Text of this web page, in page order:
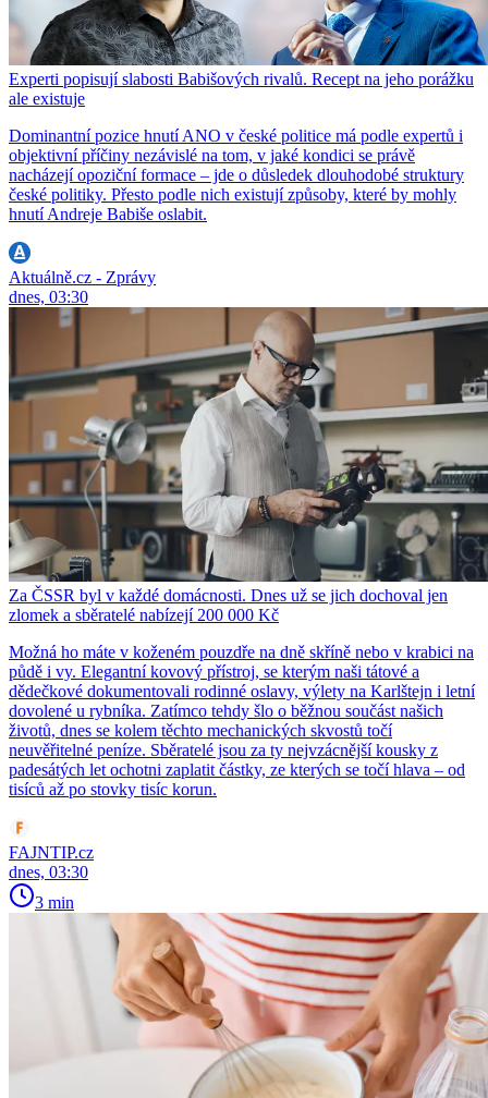
Experti popisují slabosti Babišových rivalů. Recept na jeho porážku
ale existuje
Dominantní pozice hnutí ANO v české politice má podle expertů i
objektivní příčiny nezávislé na tom, v jaké kondici se právě
nacházejí opoziční formace – jde o důsledek dlouhodobé struktury
české politiky. Přesto podle nich existují způsoby, které by mohly
hnutí Andreje Babiše oslabit.
Aktuálně.cz - Zprávy
dnes, 03:30
Za ČSSR byl v každé domácnosti. Dnes už se jich dochoval jen
zlomek a sběratelé nabízejí 200 000 Kč
Možná ho máte v koženém pouzdře na dně skříně nebo v krabici na
půdě i vy. Elegantní kovový přístroj, se kterým naši tátové a
dědečkové dokumentovali rodinné oslavy, výlety na Karlštejn i letní
dovolené u rybníka. Zatímco tehdy šlo o běžnou součást našich
životů, dnes se kolem těchto mechanických skvostů točí
neuvěřitelné peníze. Sběratelé jsou za ty nejvzácnější kousky z
padesátých let ochotni zaplatit částky, ze kterých se točí hlava – od
tisíců až po stovky tisíc korun.
FAJNTIP.cz
dnes, 03:30
3 min